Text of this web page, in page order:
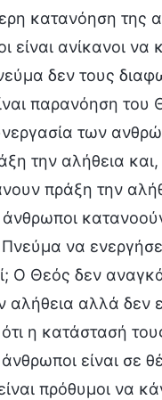
κατανόηση της
είναι ανίκανοι
δεν τους
παρανόηση
των
την αλήθεια
πράξη την
να
Ο Θεός δεν
αλήθεια αλλά δεν
η κατάστασή
είναι
πρόθυμοι να